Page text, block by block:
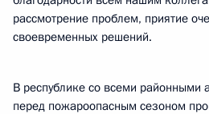
рассмотрение проблем, приятие
своевременных решений.
В республике со всеми районными
перед пожароопасным сезоном